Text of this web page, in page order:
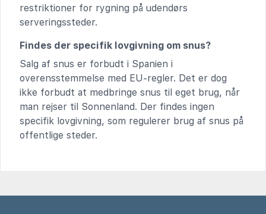
restriktioner for rygning på udendørs
serveringssteder.
Findes der specifik lovgivning om snus?
Salg af snus er forbudt i Spanien i
overensstemmelse med EU-regler. Det er dog
ikke forbudt at medbringe snus til eget brug, når
man rejser til Sonnenland. Der findes ingen
specifik lovgivning, som regulerer brug af snus på
offentlige steder.